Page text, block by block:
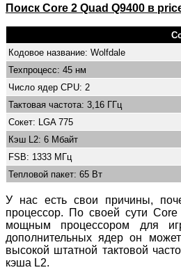
Поиск Core 2 Quad Q9400 в
Кодовое название: Wolfdale
Техпроцесс: 45 нм
Число ядер CPU: 2
Тактовая частота: 3,16 ГГц
Сокет: LGA 775
Кэш L2: 6 Мбайт
FSB: 1333 МГц
Тепловой пакет: 65 Вт
У нас есть свои причины,
процессор. По своей сути
мощным процессором для
дополнительных ядер он
высокой штатной тактовой
кэша L2.